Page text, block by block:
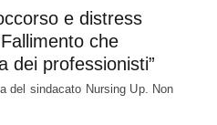
e distress
che
dei professionisti”
del sindacato Nursing Up. Non